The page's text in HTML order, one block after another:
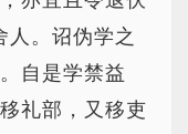
人。诏伪学之
自是学禁益
礼部，又移吏